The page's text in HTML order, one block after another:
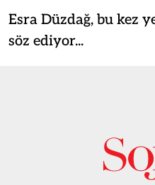
Esra Düzdağ, bu kez
söz ediyor...